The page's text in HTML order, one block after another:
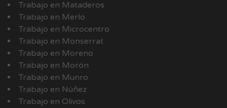
Trabajo en Mataderos
Trabajo en Merlo
Trabajo en Microcentro
Trabajo en Monserrat
Trabajo en Moreno
Trabajo en Morón
Trabajo en Munro
Trabajo en Núñez
Trabajo en Olivos